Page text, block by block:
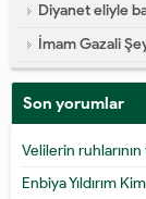
Diyanet eliyle
İmam Gazali
Son yorumlar
Velilerin
Enbiya Yıldırım